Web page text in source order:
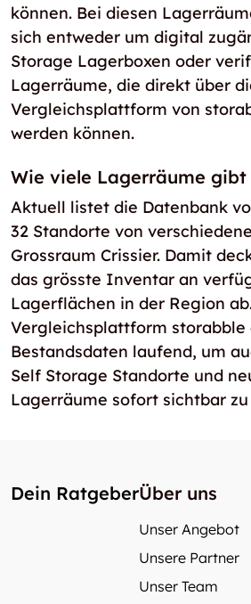
können. Bei diesen
sich entweder um digital
Storage Lagerboxen oder
Lagerräume, die direkt über
Vergleichsplattform von
werden können.
Wie viele Lagerräume gibt
Aktuell listet die Datenbank
32 Standorte von
Grossraum Crissier. Damit
das grösste Inventar an
Lagerflächen in der Region
Vergleichsplattform storabble
Bestandsdaten laufend, um
Self Storage Standorte und
Lagerräume sofort sichtbar
Dein RatgeberÜber uns
Unser Angebot
Unsere Partner
Unser Team